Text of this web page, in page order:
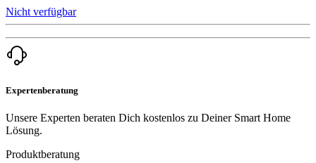
Nicht verfügbar
Expertenberatung
Unsere Experten beraten Dich kostenlos zu Deiner Smart Home
Lösung.
Produktberatung